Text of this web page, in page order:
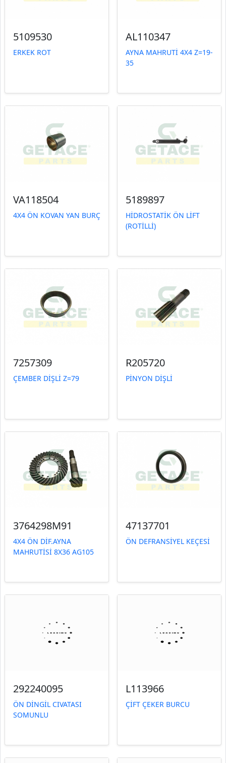
5109530
ERKEK ROT
AL110347
AYNA MAHRUTİ 4X4 Z=19-
35
VA118504
4X4 ÖN KOVAN YAN BURÇ
5189897
HİDROSTATİK ÖN LİFT
(ROTİLLİ)
7257309
ÇEMBER DİŞLİ Z=79
R205720
PİNYON DİŞLİ
3764298M91
4X4 ÖN DİF.AYNA
MAHRUTİSİ 8X36 AG105
47137701
ÖN DEFRANSİYEL KEÇESİ
292240095
ÖN DİNGİL CIVATASI
SOMUNLU
L113966
ÇİFT ÇEKER BURCU